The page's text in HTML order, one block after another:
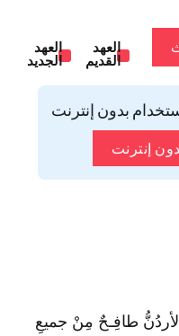
العهد
القديم
العهد
الجديد
بدون إنترنت
إنترنت
طافِـحٌ مِنْ جميعِ